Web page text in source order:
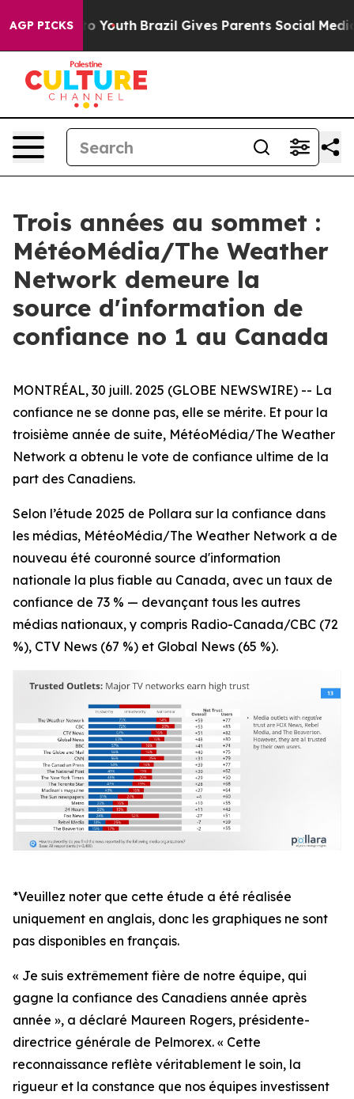
AGP PICKS
to Youth Brazil Gives Parents Social Media
Trois années au sommet :
MétéoMédia/The Weather
Network demeure la
source d'information de
confiance no 1 au Canada
MONTRÉAL, 30 juill. 2025 (GLOBE NEWSWIRE) -- La
confiance ne se donne pas, elle se mérite. Et pour la
troisième année de suite, MétéoMédia/The Weather
Network a obtenu le vote de confiance ultime de la
part des Canadiens.
Selon l’étude 2025 de Pollara sur la confiance dans
les médias, MétéoMédia/The Weather Network a de
nouveau été couronné source d'information
nationale la plus fiable au Canada, avec un taux de
confiance de 73 % — devançant tous les autres
médias nationaux, y compris Radio-Canada/CBC (72
%), CTV News (67 %) et Global News (65 %).
*Veuillez noter que cette étude a été réalisée
uniquement en anglais, donc les graphiques ne sont
pas disponibles en français.
« Je suis extrêmement fière de notre équipe, qui
gagne la confiance des Canadiens année après
année », a déclaré Maureen Rogers, présidente-
directrice générale de Pelmorex. « Cette
reconnaissance reflète véritablement le soin, la
rigueur et la constance que nos équipes investissent